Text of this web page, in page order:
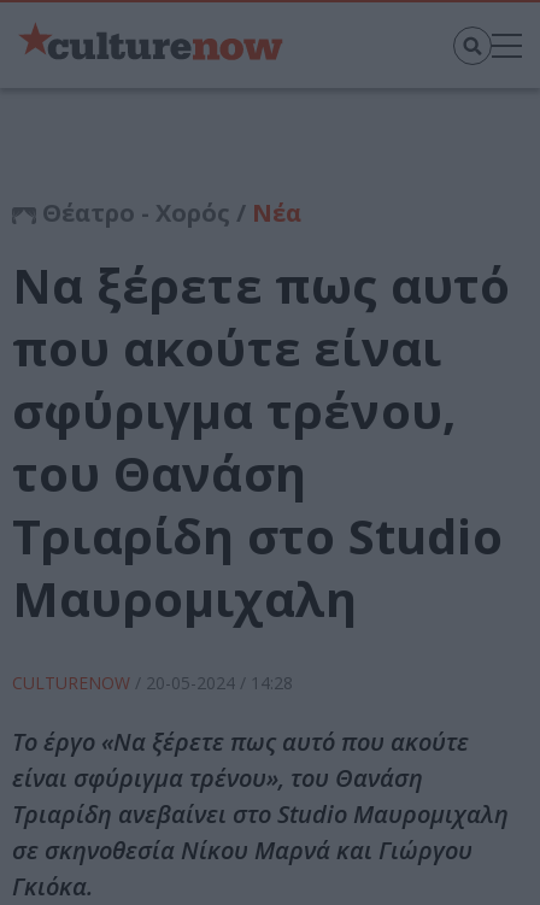
Θέατρο - Χορός / Νέα
Να ξέρετε πως αυτό
που ακούτε είναι
σφύριγμα τρένου,
του Θανάση
Τριαρίδη στο Studio
Μαυρομιχαλη
CULTURENOW / 20-05-2024 / 14:28
Το έργο «Να ξέρετε πως αυτό που ακούτε
είναι σφύριγμα τρένου», του Θανάση
Τριαρίδη ανεβαίνει στο Studio Μαυρομιχαλη
σε σκηνοθεσία Νίκου Μαρνά και Γιώργου
Γκιόκα.